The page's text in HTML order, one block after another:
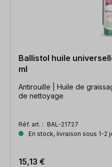
Ballistol huile
ml
Antirouille | Huile de
de nettoyage
Réf. art. : BAL-21727
En stock, livraison sous 1-2
15,13 €